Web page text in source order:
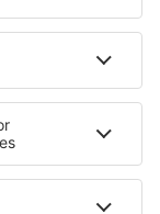
Hotels in Loire-Tal
Hotels in Sal